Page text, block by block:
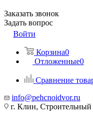
Заказать звонок
Задать вопрос
Войти
Корзина0
Отложенные0
Сравнение
info@pehcnoidvor.ru
г. Клин,